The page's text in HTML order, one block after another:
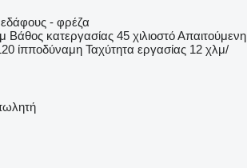
- φρέζα
Βάθος κατεργασίας 45 χιλιοστόΑπαιτούμενη
ίπποδύναμη Ταχύτητα εργασίας 12 χλμ/